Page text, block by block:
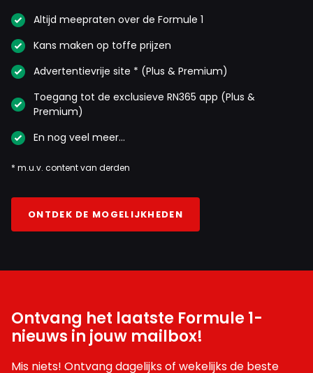
Altijd meepraten over de Formule 1
Kans maken op toffe prijzen
Advertentievrije site * (Plus & Premium)
Toegang tot de exclusieve RN365 app (Plus &
Premium)
En nog veel meer…
* m.u.v. content van derden
ONTDEK DE MOGELIJKHEDEN
Ontvang het laatste Formule 1-
nieuws in jouw mailbox!
Mis niets! Ontvang dagelijks of wekelijks de beste